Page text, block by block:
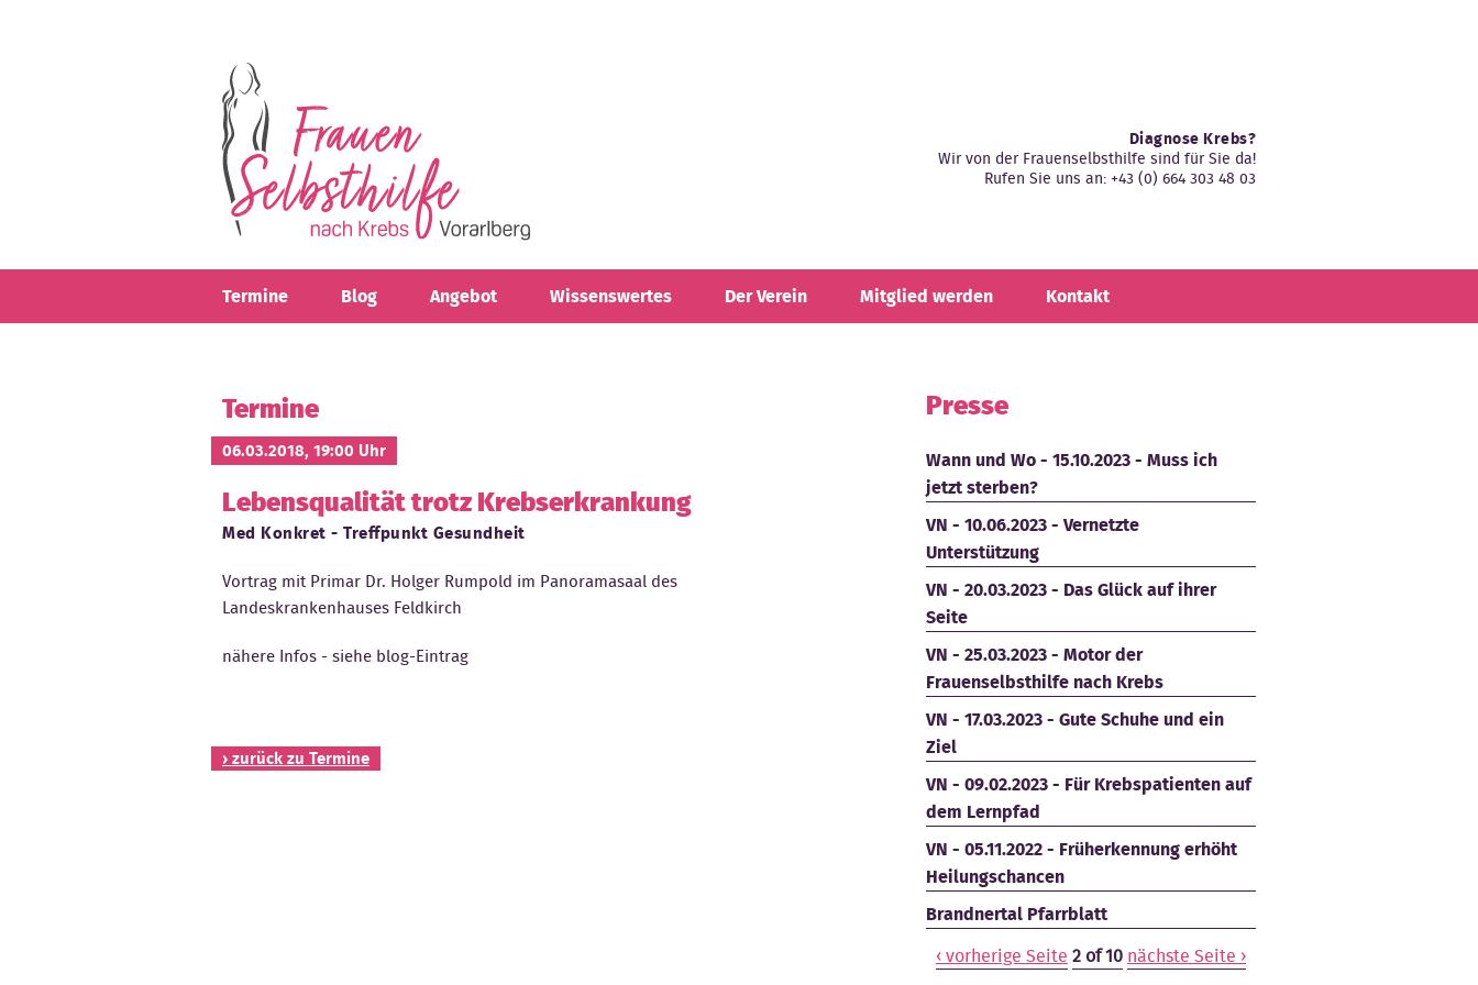
Diagnose Krebs?
Wir von der Frauenselbsthilfe sind für Sie da!
Rufen Sie uns an: +43 (0) 664 303 48 03
Termine Blog Angebot Wissenswertes Der Verein Mitglied werden Kontakt
Termine
06.03.2018, 19:00 Uhr
Lebensqualität trotz Krebserkrankung
Med Konkret - Treffpunkt Gesundheit
Vortrag mit Primar Dr. Holger Rumpold im Panoramasaal des
Landeskrankenhauses Feldkirch
nähere Infos - siehe blog-Eintrag
› zurück zu Termine
Presse
Wann und Wo - 15.10.2023 - Muss ich
jetzt sterben?
VN - 10.06.2023 - Vernetzte
Unterstützung
VN - 20.03.2023 - Das Glück auf ihrer
Seite
VN - 25.03.2023 - Motor der
Frauenselbsthilfe nach Krebs
VN - 17.03.2023 - Gute Schuhe und ein
Ziel
VN - 09.02.2023 - Für Krebspatienten auf
dem Lernpfad
VN - 05.11.2022 - Früherkennung erhöht
Heilungschancen
Brandnertal Pfarrblatt
‹ vorherige Seite 2 of 10 nächste Seite ›